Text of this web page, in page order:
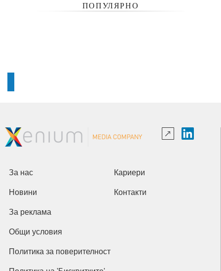
ПОПУЛЯРНО
За нас Кариери
Новини Контакти
За реклама
Общи условия
Политика за поверителност